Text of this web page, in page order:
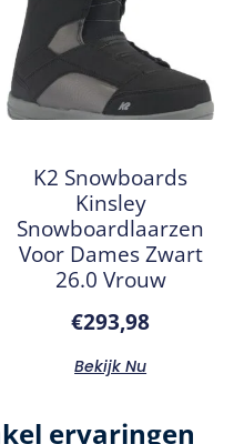
K2 Snowboards
Kinsley
Snowboardlaarzen
Voor Dames Zwart
26.0 Vrouw
€293,98
Bekijk Nu
ervaringen